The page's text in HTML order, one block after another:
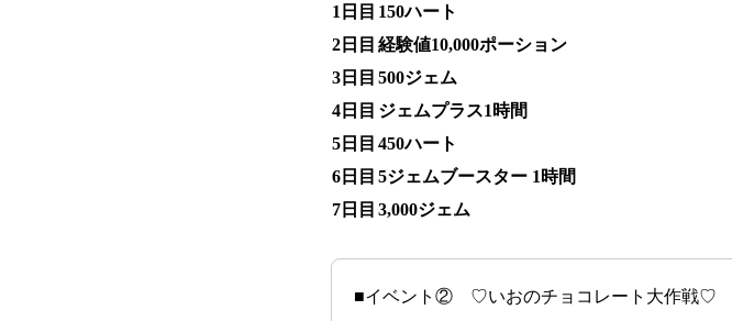
1日目 150ハート
2日目 経験値10,000ポーション
3日目 500ジェム
4日目 ジェムプラス1時間
5日目 450ハート
6日目 5ジェムブースター 1時間
7日目 3,000ジェム
■イベント② ♡いおのチョコレート大作戦♡